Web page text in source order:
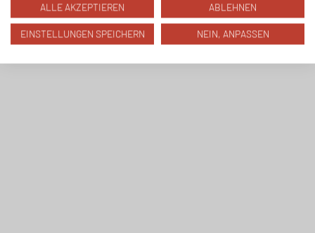
ALLE AKZEPTIEREN ABLEHNEN
EINSTELLUNGEN SPEICHERN NEIN, ANPASSEN